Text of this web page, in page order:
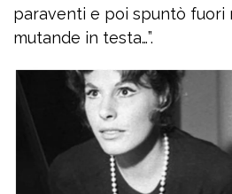
paraventi e poi spuntò fuori
mutande in testa…”.